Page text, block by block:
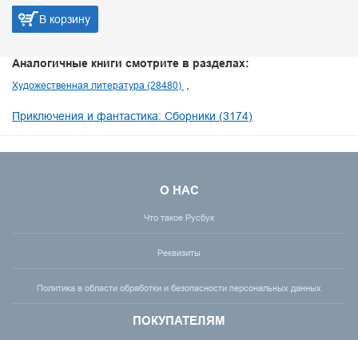
Аналогичные книги смотрите в разделах:
Художественная литература (28480)
Приключения и фантастика: Сборники (3174)
О НАС
Что такое Русбук
Реквизиты
Политика в области обработки и безопасности персональных данных
ПОКУПАТЕЛЯМ